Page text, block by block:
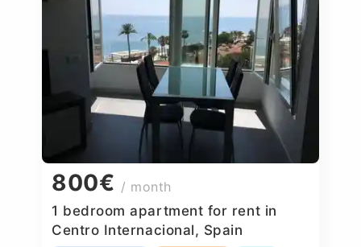
800€ / month
1 bedroom apartment for rent in
Centro Internacional, Spain